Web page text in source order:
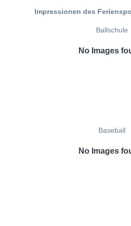
Impressionen des
Ballschule
No Images
Baseball
No Images